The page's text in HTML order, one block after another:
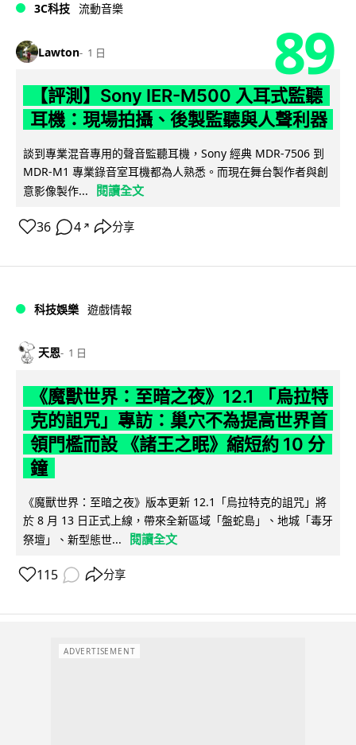
3C科技 流動音樂
Lawton 1 日 89
【評測】Sony IER-M500 入耳式監聽
耳機：現場拍攝、後製監聽與人聲利器
談到專業混音專用的聲音監聽耳機，Sony 經典 MDR-7506 到
MDR-M1 專業錄音室耳機都為人熟悉。而現在舞台製作者與創
意影像製作...
閱讀全文
36 4 ↗ 分享
科技娛樂 遊戲情報
天恩 1 日
《魔獸世界：至暗之夜》12.1 「烏拉特
克的詛咒」專訪：巢穴不為提高世界首
領門檻而設 《諸王之眠》縮短約 10 分
鐘
《魔獸世界：至暗之夜》版本更新 12.1「烏拉特克的詛咒」將
於 8 月 13 日正式上線，帶來全新區域「盤蛇島」、地城「毒牙
祭壇」、新型態世...
閱讀全文
115 分享
ADVERTISEMENT